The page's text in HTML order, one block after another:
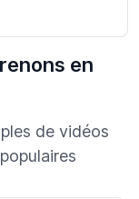
en
de vidéos